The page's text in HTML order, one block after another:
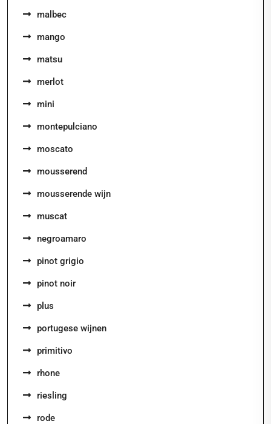
malbec
mango
matsu
merlot
mini
montepulciano
moscato
mousserend
mousserende wijn
muscat
negroamaro
pinot grigio
pinot noir
plus
portugese wijnen
primitivo
rhone
riesling
rode